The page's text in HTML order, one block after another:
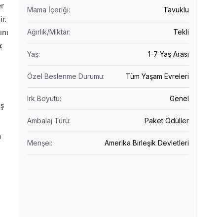
Mama İçeriği: Tavuklu
Ağırlık/Miktar: Tekli
Yaş: 1-7 Yaş Arası
Özel Beslenme Durumu: Tüm Yaşam Evreleri
Irk Boyutu: Genel
Ambalaj Türü: Paket Ödüller
Menşei: Amerika Birleşik Devletleri